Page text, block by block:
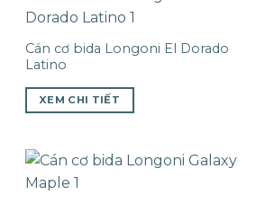
Cán cơ bida Longoni El Dorado
Latino
XEM CHI TIẾT